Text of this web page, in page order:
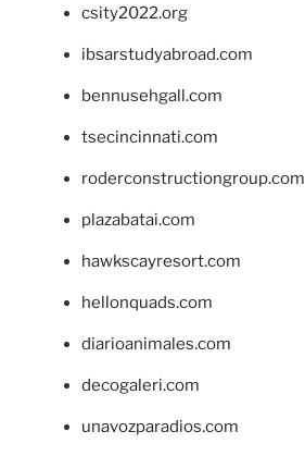
csity2022.org
ibsarstudyabroad.com
bennusehgall.com
tsecincinnati.com
roderconstructiongroup.com
plazabatai.com
hawkscayresort.com
hellonquads.com
diarioanimales.com
decogaleri.com
unavozparadios.com